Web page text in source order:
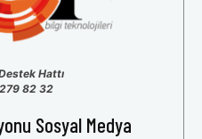
Hattı
82 32
Sosyal Medya